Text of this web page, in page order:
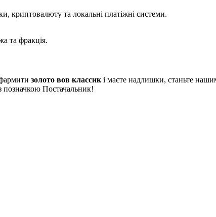
криптовалюту та локальні платіжні системи.
та фракція.
золото вов классик і маєте надлишки, станьте
позначкою Постачальник!